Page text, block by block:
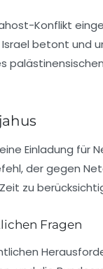
Konflikt
betont und
Einladung
, der gegen
zu
Fragen